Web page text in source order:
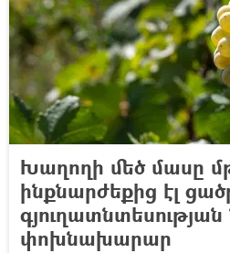
Խաղողի մեծ մասը
ինքնարժեքից էլ
փոխնախարար